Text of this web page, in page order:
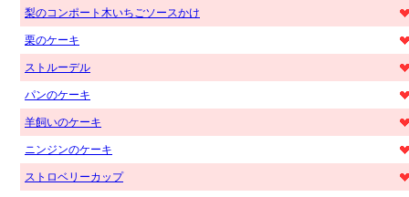
梨のコンポート木いちごソースかけ
栗のケーキ
ストルーデル
パンのケーキ
羊飼いのケーキ
ニンジンのケーキ
ストロベリーカップ